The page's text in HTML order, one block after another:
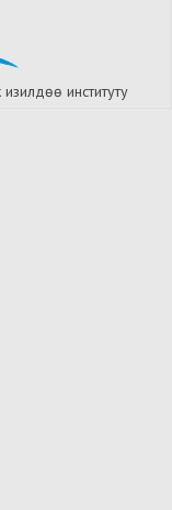
институту